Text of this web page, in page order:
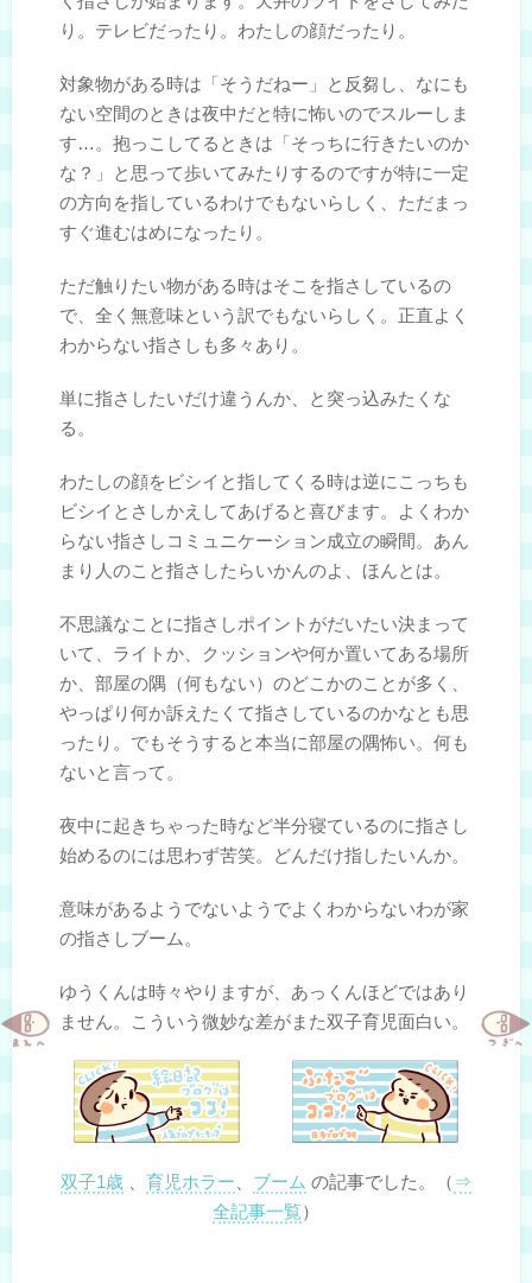
り。テレビだったり。わたしの顔だったり。
対象物がある時は「そうだねー」と反芻し、なにも
ない空間のときは夜中だと特に怖いのでスルーしま
す…。抱っこしてるときは「そっちに行きたいのか
な？」と思って歩いてみたりするのですが特に一定
の方向を指しているわけでもないらしく、ただまっ
すぐ進むはめになったり。
ただ触りたい物がある時はそこを指さしているの
で、全く無意味という訳でもないらしく。正直よく
わからない指さしも多々あり。
単に指さしたいだけ違うんか、と突っ込みたくな
る。
わたしの顔をビシイと指してくる時は逆にこっちも
ビシイとさしかえしてあげると喜びます。よくわか
らない指さしコミュニケーション成立の瞬間。あん
まり人のこと指さしたらいかんのよ、ほんとは。
不思議なことに指さしポイントがだいたい決まって
いて、ライトか、クッションや何か置いてある場所
か、部屋の隅（何もない）のどこかのことが多く、
やっぱり何か訴えたくて指さしているのかなとも思
ったり。でもそうすると本当に部屋の隅怖い。何も
ないと言って。
夜中に起きちゃった時など半分寝ているのに指さし
始めるのには思わず苦笑。どんだけ指したいんか。
意味があるようでないようでよくわからないわが家
の指さしブーム。
ゆうくんは時々やりますが、あっくんほどではあり
ません。こういう微妙な差がまた双子育児面白い。
双子1歳 育児ホラー ブーム の記事でした。（ ⇒
全記事一覧）